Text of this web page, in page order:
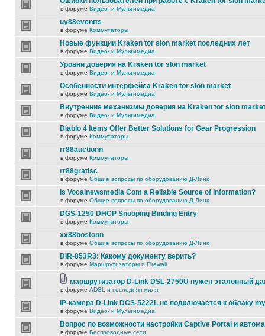
в форуме Видео- и Мультимедиа
uy88eventts
в форуме Коммутаторы
Новые функции Kraken tor slon market последних лет
в форуме Видео- и Мультимедиа
Уровни доверия на Kraken tor slon market
в форуме Видео- и Мультимедиа
Особенности интерфейса Kraken tor slon market
в форуме Видео- и Мультимедиа
Внутренние механизмы доверия на Kraken tor slon market
в форуме Видео- и Мультимедиа
Diablo 4 Items Offer Better Solutions for Gear Progression
в форуме Коммутаторы
rr88auctionn
в форуме Коммутаторы
rr88gratisc
в форуме Общие вопросы по оборудованию Д-Линк
Is Vocalnewsmedia Com a Reliable Source of Information?
в форуме Общие вопросы по оборудованию Д-Линк
DGS-1250 DHCP Snooping Binding Entry
в форуме Коммутаторы
xx88bostonn
в форуме Общие вопросы по оборудованию Д-Линк
DIR-853R3: Какому документу верить?
в форуме Маршрутизаторы и Firewall
маршрутизатор D-Link DSL-2750U нужен эталонный
в форуме ADSL и последняя миля
IP-камера D-Link DCS-5222L не подключается к облаку
в форуме Видео- и Мультимедиа
Вопрос по возможности настройки Captive Portal и
в форуме Беспроводные сети